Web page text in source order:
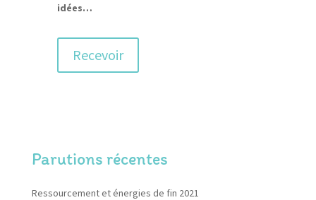
idées…
Recevoir
Parutions récentes
Ressourcement et énergies de fin 2021